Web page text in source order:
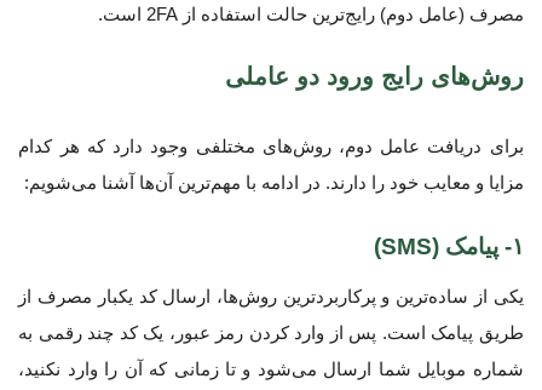
مصرف (عامل دوم) رایج‌ترین حالت استفاده از 2FA است.
روش‌های رایج ورود دو عاملی
برای دریافت عامل دوم، روش‌های مختلفی وجود دارد که هر کدام
مزایا و معایب خود را دارند. در ادامه با مهم‌ترین آن‌ها آشنا می‌شویم:
۱- پیامک (SMS)
یکی از ساده‌ترین و پرکاربردترین روش‌ها، ارسال کد یکبار مصرف از
طریق پیامک است. پس از وارد کردن رمز عبور، یک کد چند رقمی به
شماره موبایل شما ارسال می‌شود و تا زمانی که آن را وارد نکنید،